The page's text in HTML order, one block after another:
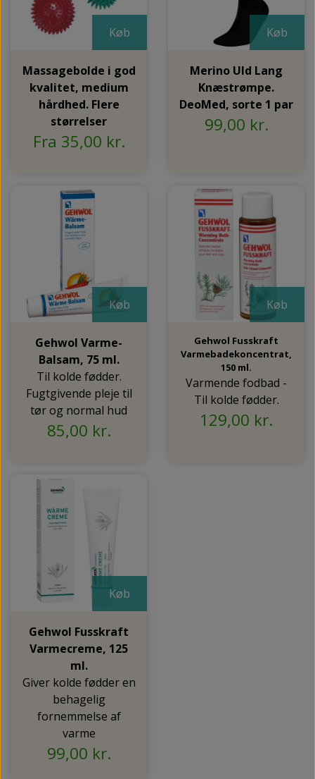
Køb
Massagebolde i god
kvalitet, medium
hårdhed. Flere
størrelser
Fra 35,00 kr.
Køb
Merino Uld Lang
Knæstrømpe.
DeoMed, sorte 1 par
99,00 kr.
Køb
Gehwol Varme-
Balsam, 75 ml.
Til kolde fødder.
Fugtgivende pleje til
tør og normal hud
85,00 kr.
Køb
Gehwol Fusskraft
Varmebadekoncentrat,
150 ml.
Varmende fodbad -
Til kolde fødder.
129,00 kr.
Køb
Gehwol Fusskraft
Varmecreme, 125
ml.
Giver kolde fødder en
behagelig
fornemmelse af
varme
99,00 kr.